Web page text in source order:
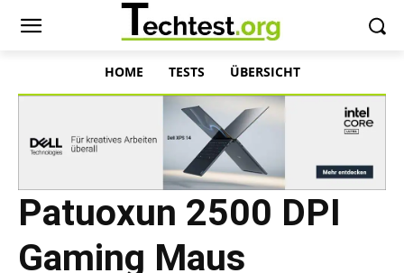
HOME TESTS ÜBERSICHT
Patuoxun 2500 DPI
Gaming Maus